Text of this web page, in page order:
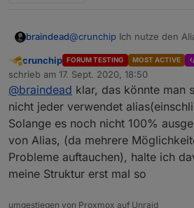
braindead@crunchip Ich nutze den
jarvis noch etwas machen
darauf auch mein Fokus
nerven.
Abwesend
crunchip FORUM TESTING MOST ACTIVE
schrieb am 17. Sept. 2020, 18:50
zuletzt editiert von
@braindead klar, das könnte man
nicht jeder verwendet
Solange es noch nicht 100%
von Alias, (da mehrere
Probleme auftauchen), halte ich
meine Struktur erst mal so
umgestiegen von Proxmox auf Unraid